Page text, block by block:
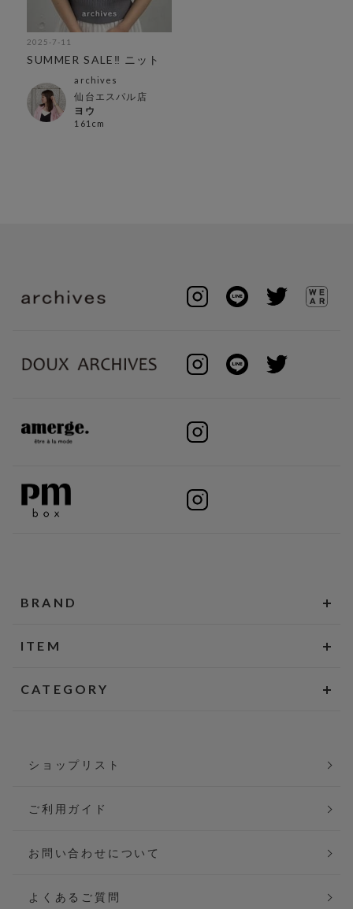
2025-7-11
SUMMER SALE‼︎ ニット
archives
仙台エスパル店
ヨウ
161cm
BRAND
ITEM
CATEGORY
ショップリスト
ご利用ガイド
お問い合わせについて
よくあるご質問